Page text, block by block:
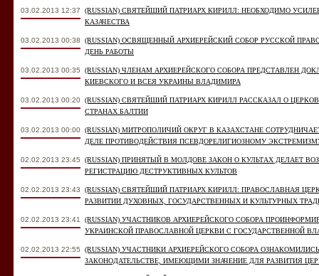
03.02.2013 12:37
(RUSSIAN) СВЯТЕЙШИЙ ПАТРИАРХ КИРИЛЛ: НЕОБХОДИМО
КАЗАЧЕСТВА
03.02.2013 00:38
(RUSSIAN) ОСВЯЩЕННЫЙ АРХИЕРЕЙСКИЙ СОБОР РУССКОЙ
ДЕНЬ РАБОТЫ
03.02.2013 00:35
(RUSSIAN) ЧЛЕНАМ АРХИЕРЕЙСКОГО СОБОРА ПРЕДСТАВЛЕН
КИЕВСКОГО И ВСЕЯ УКРАИНЫ ВЛАДИМИРА
03.02.2013 00:20 (RUSSIAN) СВЯТЕЙШИЙ ПАТРИАРХ КИРИЛЛ РАССКАЗАЛ О
СТРАНАХ БАЛТИИ
03.02.2013 00:00 (RUSSIAN) МИТРОПОЛИЧИЙ ОКРУГ В КАЗАХСТАНЕ
ДЕЛЕ ПРОТИВОДЕЙСТВИЯ ПСЕВДОРЕЛИГИОЗНОМУ
02.02.2013 23:45
(RUSSIAN) ПРИНЯТЫЙ В МОЛДОВЕ ЗАКОН О КУЛЬТАХ ДЕЛАЕТ
РЕГИСТРАЦИЮ ДЕСТРУКТИВНЫХ КУЛЬТОВ
02.02.2013 23:43
(RUSSIAN) СВЯТЕЙШИЙ ПАТРИАРХ КИРИЛЛ: ПРАВОСЛАВНАЯ
РАЗВИТИИ ДУХОВНЫХ, ГОСУДАРСТВЕННЫХ И КУЛЬТУРНЫХ
02.02.2013 23:41
(RUSSIAN) УЧАСТНИКОВ АРХИЕРЕЙСКОГО СОБОРА
УКРАИНСКОЙ ПРАВОСЛАВНОЙ ЦЕРКВИ С ГОСУДАРСТВЕННОЙ
02.02.2013 22:55
(RUSSIAN) УЧАСТНИКИ АРХИЕРЕЙСКОГО СОБОРА
ЗАКОНОДАТЕЛЬСТВЕ, ИМЕЮЩИМИ ЗНАЧЕНИЕ ДЛЯ РАЗВИТИЯ